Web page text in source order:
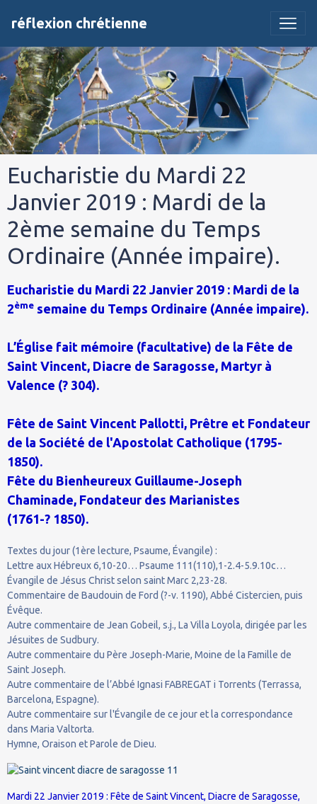
réflexion chrétienne
Eucharistie du Mardi 22
Janvier 2019 : Mardi de la
2ème semaine du Temps
Ordinaire (Année impaire).
Eucharistie du Mardi 22 Janvier 2019 : Mardi de la
2ème semaine du Temps Ordinaire (Année impaire).
L’Église fait mémoire (facultative) de la Fête de
Saint Vincent, Diacre de Saragosse, Martyr à
Valence (? 304).
Fête de Saint Vincent Pallotti, Prêtre et Fondateur
de la Société de l'Apostolat Catholique (1795-
1850).
Fête du Bienheureux Guillaume-Joseph
Chaminade, Fondateur des Marianistes
(1761-? 1850).
Textes du jour (1ère lecture, Psaume, Évangile) :
Lettre aux Hébreux 6,10-20… Psaume 111(110),1-2.4-5.9.10c…
Évangile de Jésus Christ selon saint Marc 2,23-28.
Commentaire de Baudouin de Ford (?-v. 1190), Abbé Cistercien, puis
Évêque.
Autre commentaire de Jean Gobeil, s.j., La Villa Loyola, dirigée par les
Jésuites de Sudbury.
Autre commentaire du Père Joseph-Marie, Moine de la Famille de
Saint Joseph.
Autre commentaire de l’Abbé Ignasi FABREGAT i Torrents (Terrassa,
Barcelona, Espagne).
Autre commentaire sur l'Évangile de ce jour et la correspondance
dans Maria Valtorta.
Hymne, Oraison et Parole de Dieu.
Mardi 22 Janvier 2019 : Fête de Saint Vincent, Diacre de Saragosse,